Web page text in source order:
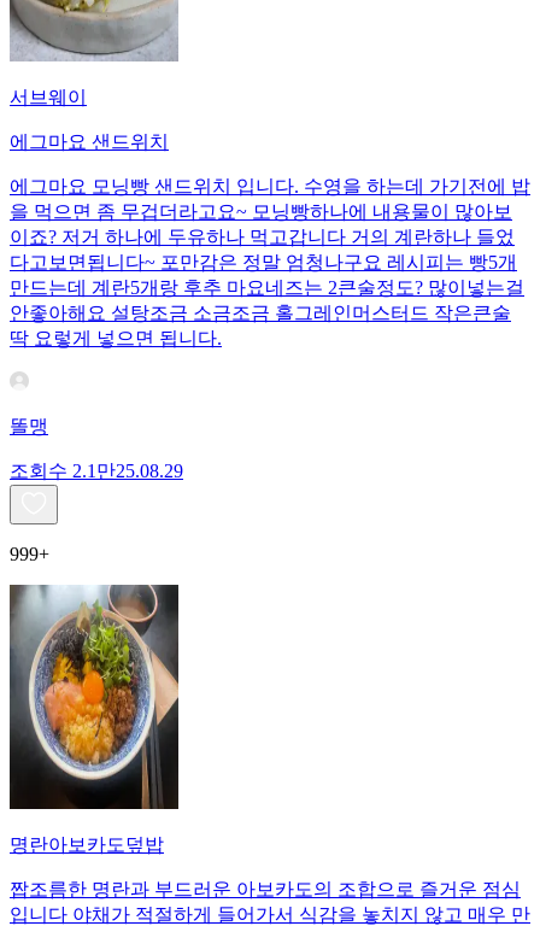
서브웨이
에그마요 샌드위치
에그마요 모닝빵 샌드위치 입니다. 수영을 하는데 가기전에 밥
을 먹으면 좀 무겁더라고요~ 모닝빵하나에 내용물이 많아보
이죠? 저거 하나에 두유하나 먹고갑니다 거의 계란하나 들었
다고보면됩니다~ 포만감은 정말 엄청나구요 레시피는 빵5개
만드는데 계란5개랑 후추 마요네즈는 2큰술정도? 많이넣는걸
안좋아해요 설탕조금 소금조금 홀그레인머스터드 작은큰술
딱 요렇게 넣으면 됩니다.
똘맹
조회수 2.1만25.08.29
999+
명란아보카도덮밥
짭조름한 명란과 부드러운 아보카도의 조합으로 즐거운 점심
입니다 야채가 적절하게 들어가서 식감을 놓치지 않고 매우 만